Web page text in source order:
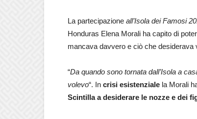
La partecipazione all’Isola dei Famosi
Honduras Elena Morali ha capito di
mancava davvero e ciò che desiderava
“Da quando sono tornata dall’Isola a
volevo“. In crisi esistenziale la Morali
Scintilla a desiderare le nozze e dei